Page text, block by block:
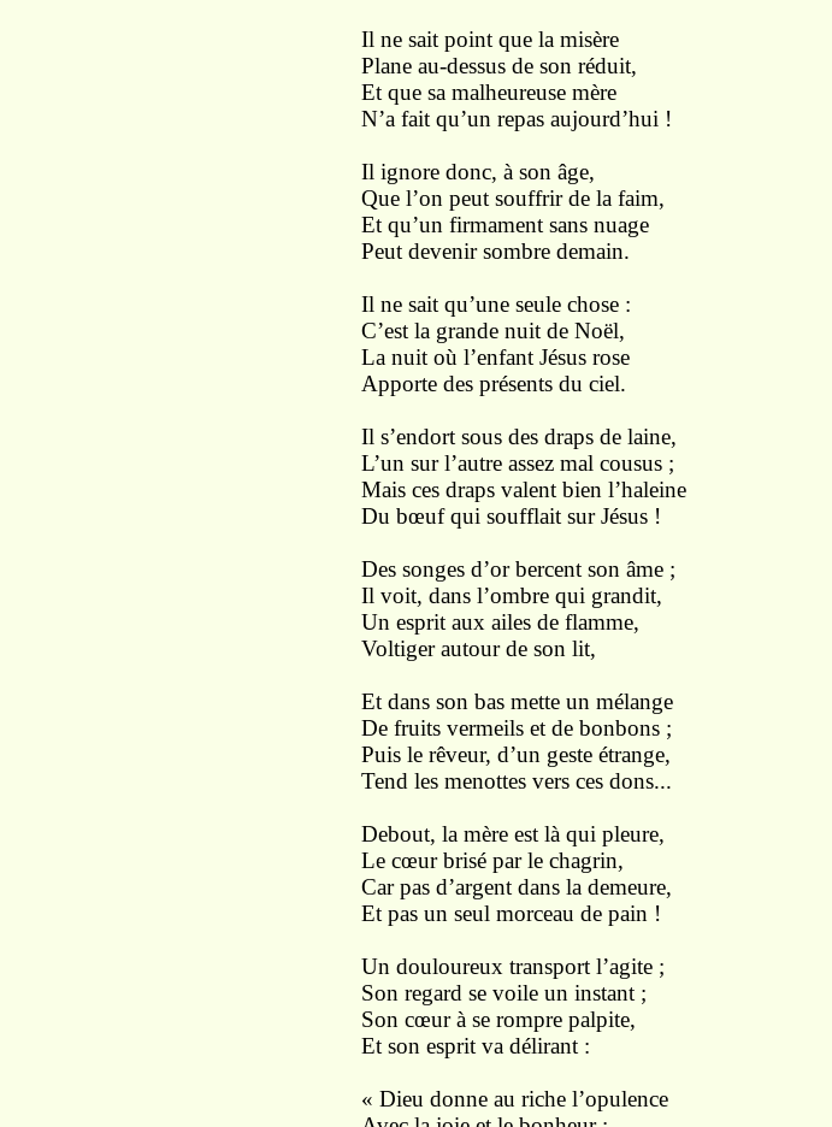
Il ne sait point que la misère
Plane au-dessus de son réduit,
Et que sa malheureuse mère
N’a fait qu’un repas aujourd’hui !
Il ignore donc, à son âge,
Que l’on peut souffrir de la faim,
Et qu’un firmament sans nuage
Peut devenir sombre demain.
Il ne sait qu’une seule chose :
C’est la grande nuit de Noël,
La nuit où l’enfant Jésus rose
Apporte des présents du ciel.
Il s’endort sous des draps de laine,
L’un sur l’autre assez mal cousus ;
Mais ces draps valent bien l’haleine
Du bœuf qui soufflait sur Jésus !
Des songes d’or bercent son âme ;
Il voit, dans l’ombre qui grandit,
Un esprit aux ailes de flamme,
Voltiger autour de son lit,
Et dans son bas mette un mélange
De fruits vermeils et de bonbons ;
Puis le rêveur, d’un geste étrange,
Tend les menottes vers ces dons...
Debout, la mère est là qui pleure,
Le cœur brisé par le chagrin,
Car pas d’argent dans la demeure,
Et pas un seul morceau de pain !
Un douloureux transport l’agite ;
Son regard se voile un instant ;
Son cœur à se rompre palpite,
Et son esprit va délirant :
« Dieu donne au riche l’opulence